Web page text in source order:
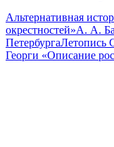
Альтернативная
окрестностей»А. А.
ПетербургаЛетопись
Георги «Описание